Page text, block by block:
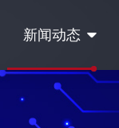
新闻动态